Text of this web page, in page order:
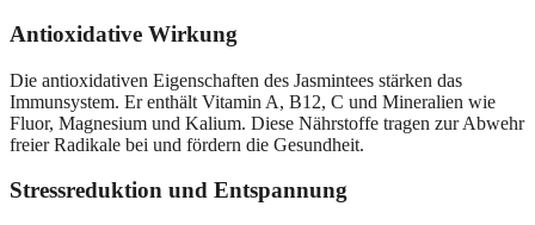
Antioxidative Wirkung
Die antioxidativen Eigenschaften des Jasmintees stärken das
Immunsystem. Er enthält Vitamin A, B12, C und Mineralien wie
Fluor, Magnesium und Kalium. Diese Nährstoffe tragen zur Abwehr
freier Radikale bei und fördern die Gesundheit.
Stressreduktion und Entspannung